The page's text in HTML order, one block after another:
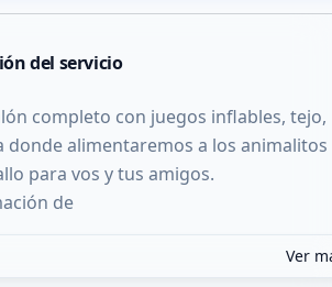
del servicio
completo con juegos inflables,
donde alimentaremos a los
para vos y tus amigos.
de
Ver